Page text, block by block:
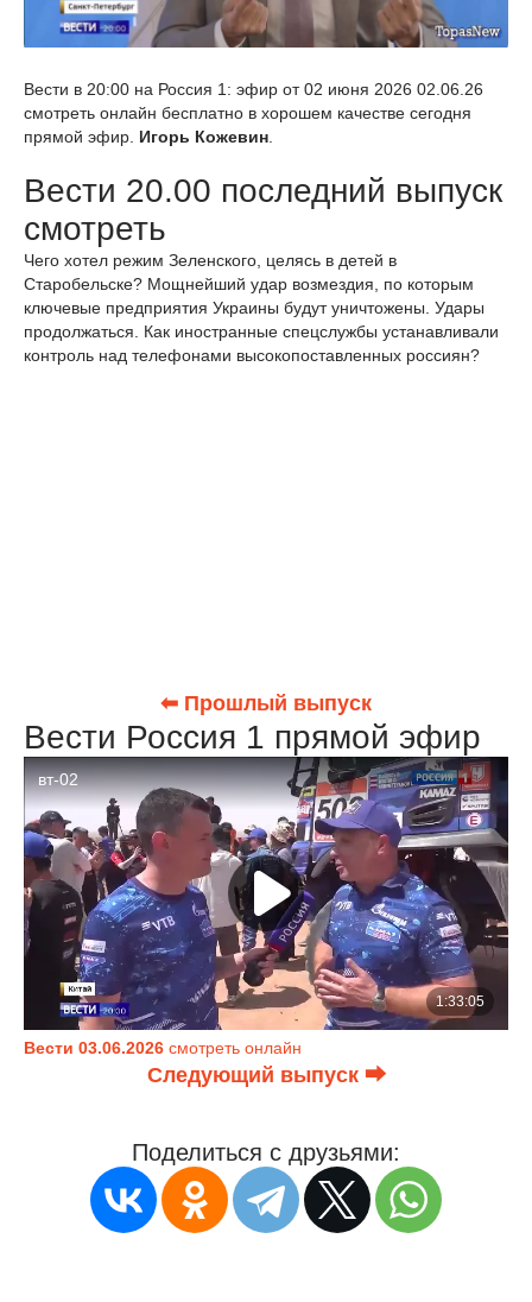
Вести в 20:00 на Россия 1: эфир от 02 июня 2026 02.06.26
смотреть онлайн бесплатно в хорошем качестве сегодня
прямой эфир. Игорь Кожевин.
Вести 20.00 последний выпуск
смотреть
Чего хотел режим Зеленского, целясь в детей в
Старобельске? Мощнейший удар возмездия, по которым
ключевые предприятия Украины будут уничтожены. Удары
продолжаться. Как иностранные спецслужбы устанавливали
контроль над телефонами высокопоставленных россиян?
⬅ Прошлый выпуск
Вести Россия 1 прямой эфир
Вести 03.06.2026 смотреть онлайн
Следующий выпуск ⮕
Поделиться с друзьями: